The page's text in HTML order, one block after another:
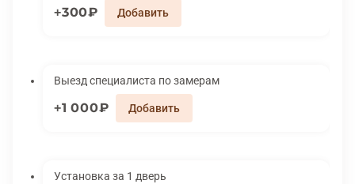
300₽
Выезд специалиста по замерам
1 000₽
Установка за 1 дверь